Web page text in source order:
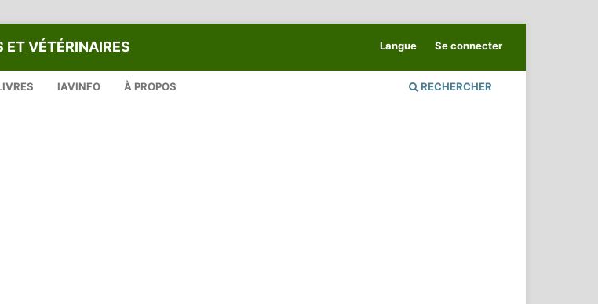
ET VÉTÉRINAIRES
IAVINFO À PROPOS RECHERCHER
Langue Se connecter